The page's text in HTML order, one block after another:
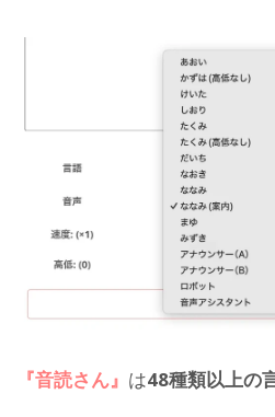
『音読さん』 は48種類以上の